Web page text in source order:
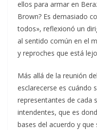
ellos para armar en
Brown? Es demasiado
todos», reflexionó un
al sentido común en el
y reproches que está
Más allá de la reunión
esclarecerse es cuándo
representantes de cada
intendentes, que es
bases del acuerdo y